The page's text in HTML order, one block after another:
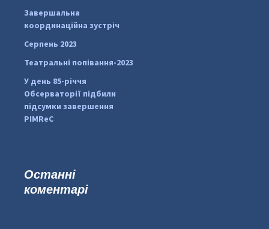
Завершальна
координаційна зустріч
Серпень 2023
Театральні попівання-2023
У день 85-річчя
Обсерваторії підбили
підсумки завершення
PIMReC
Останні
коментарі